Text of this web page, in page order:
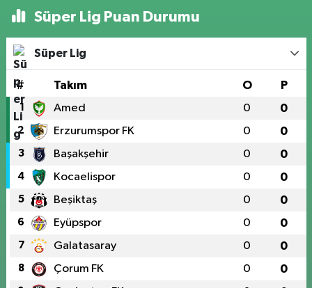
Süper Lig Puan Durumu
Süper Lig
# Takım O P
1 Amed 0 0
2 Erzurumspor FK 0 0
3 Başakşehir 0 0
4 Kocaelispor 0 0
5 Beşiktaş 0 0
6 Eyüpspor 0 0
7 Galatasaray 0 0
8 Çorum FK 0 0